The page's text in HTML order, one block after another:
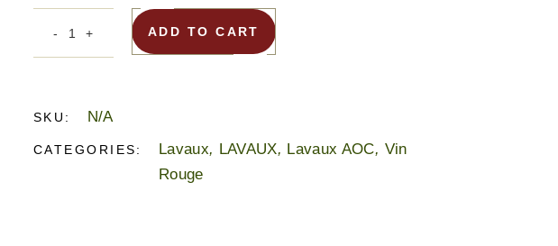
ADD TO CART
SKU: N/A
CATEGORIES: Lavaux, LAVAUX, Lavaux AOC, Vin
Rouge